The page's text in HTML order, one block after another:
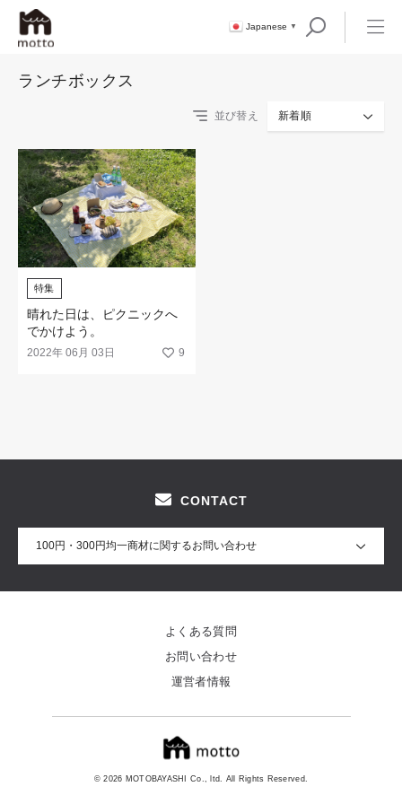
Japanese ▼
ランチボックス
並び替え 新着順
特集
晴れた日は、ピクニックへ
でかけよう。
2022年 06月 03日 9
CONTACT
100円・300円均一商材に関するお問い合わせ
© 2026 MOTOBAYASHI Co., ltd. All Rights Reserved.
よくある質問
お問い合わせ
運営者情報